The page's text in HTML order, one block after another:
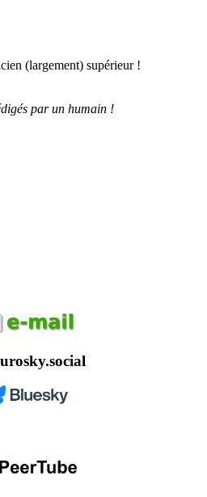
(largement) supérieur !
par un humain !